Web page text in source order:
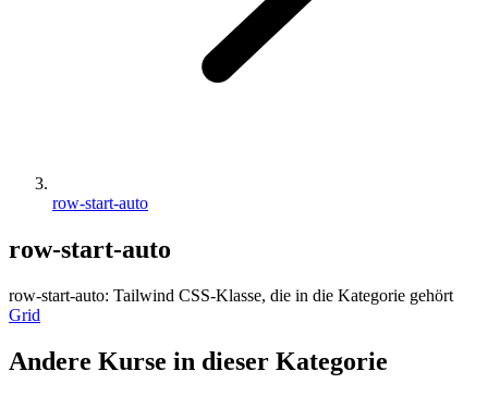
row-start-auto
row-start-auto
row-start-auto: Tailwind CSS-Klasse, die in die Kategorie gehört
Grid
Andere Kurse in dieser Kategorie